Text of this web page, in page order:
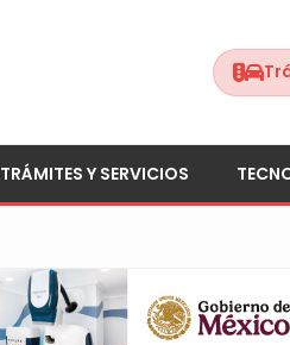
TRÁMITES Y SERVICIOS